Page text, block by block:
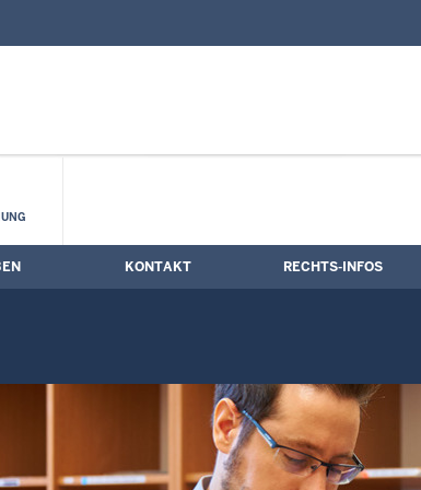
Kontaktformular
KONTAKT RECHTS-INFOS